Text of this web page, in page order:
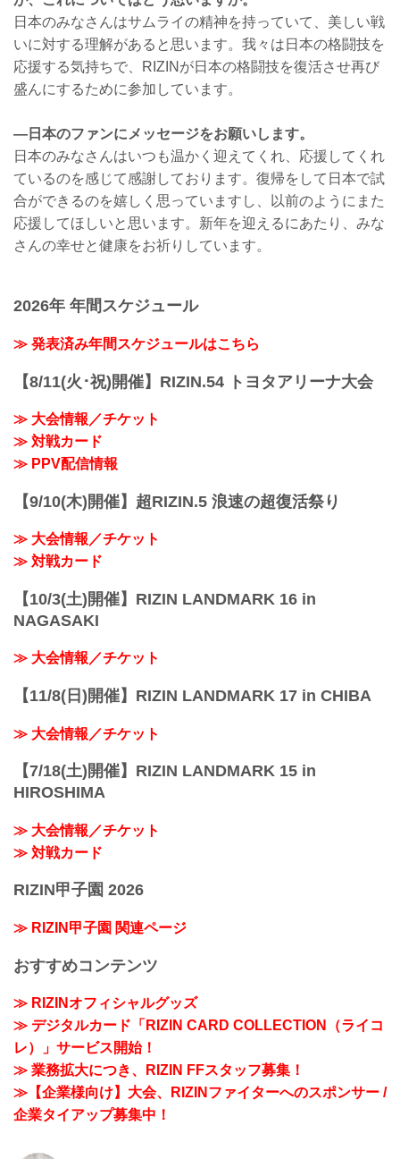
日本のみなさんはサムライの精神を持っていて、美しい戦
いに対する理解があると思います。我々は日本の格闘技を
応援する気持ちで、RIZINが日本の格闘技を復活させ再び
盛んにするために参加しています。
—日本のファンにメッセージをお願いします。
日本のみなさんはいつも温かく迎えてくれ、応援してくれ
ているのを感じて感謝しております。復帰をして日本で試
合ができるのを嬉しく思っていますし、以前のようにまた
応援してほしいと思います。新年を迎えるにあたり、みな
さんの幸せと健康をお祈りしています。
2026年 年間スケジュール
≫ 発表済み年間スケジュールはこちら
【8/11(火･祝)開催】RIZIN.54 トヨタアリーナ大会
≫ 大会情報／チケット
≫ 対戦カード
≫ PPV配信情報
【9/10(木)開催】超RIZIN.5 浪速の超復活祭り
≫ 大会情報／チケット
≫ 対戦カード
【10/3(土)開催】RIZIN LANDMARK 16 in
NAGASAKI
≫ 大会情報／チケット
【11/8(日)開催】RIZIN LANDMARK 17 in CHIBA
≫ 大会情報／チケット
【7/18(土)開催】RIZIN LANDMARK 15 in
HIROSHIMA
≫ 大会情報／チケット
≫ 対戦カード
RIZIN甲子園 2026
≫ RIZIN甲子園 関連ページ
おすすめコンテンツ
≫ RIZINオフィシャルグッズ
≫ デジタルカード「RIZIN CARD COLLECTION（ライコ
レ）」サービス開始！
≫ 業務拡大につき、RIZIN FFスタッフ募集！
≫【企業様向け】大会、RIZINファイターへのスポンサー /
企業タイアップ募集中！